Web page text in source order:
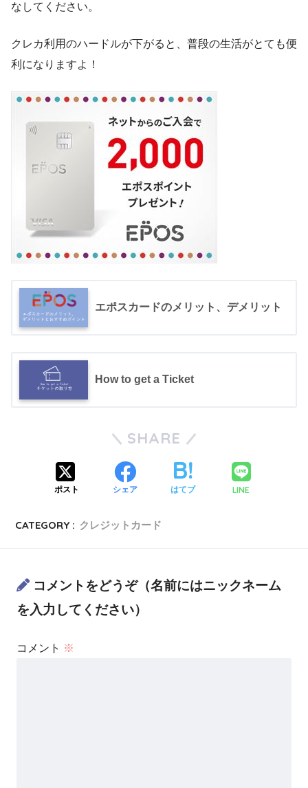
なしてください。
クレカ利用のハードルが下がると、普段の生活がとても便
利になりますよ！
エポスカードのメリット、デメリット
How to get a Ticket
SHARE
ポスト シェア はてブ LINE
CATEGORY : クレジットカード
コメントをどうぞ（名前にはニックネーム
を入力してください）
コメント ※